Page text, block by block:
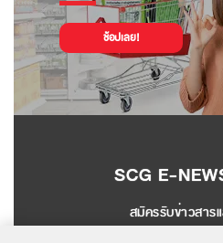
ช้อปเลย!
SCG E-
สมัครรับข่าวสาร